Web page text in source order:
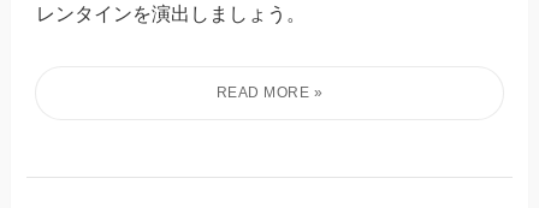
レンタインを演出しましょう。